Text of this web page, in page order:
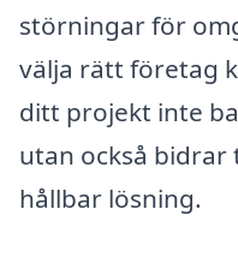
störningar för
välja rätt företag
ditt projekt inte
utan också bidrar
hållbar lösning.